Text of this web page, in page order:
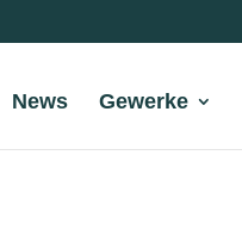
News Gewerke